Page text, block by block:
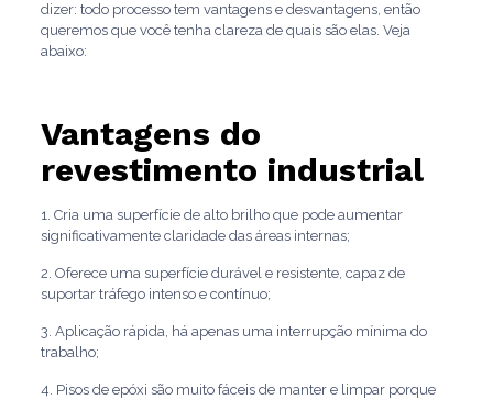
dizer: todo processo tem vantagens e desvantagens, então
queremos que você tenha clareza de quais são elas. Veja
abaixo:
Vantagens do
revestimento industrial
1. Cria uma superfície de alto brilho que pode aumentar
significativamente claridade das áreas internas;
2. Oferece uma superfície durável e resistente, capaz de
suportar tráfego intenso e contínuo;
3. Aplicação rápida, há apenas uma interrupção mínima do
trabalho;
4. Pisos de epóxi são muito fáceis de manter e limpar porque